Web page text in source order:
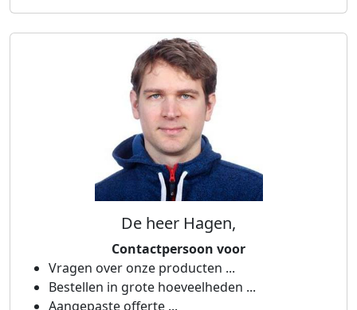
De heer Hagen,
Contactpersoon voor
Vragen over onze producten ...
Bestellen in grote hoeveelheden ...
Aangepaste offerte ...